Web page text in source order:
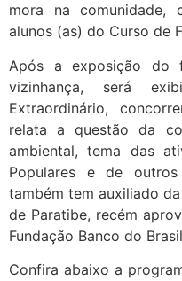
mora na comunidade,
alunos (as) do Curso de
Após a exposição do
vizinhança, será
Extraordinário,
relata a questão da
ambiental, tema das
Populares e de
também tem auxiliado
de Paratibe, recém
Fundação Banco do
Confira abaixo a